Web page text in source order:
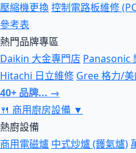
壓縮機更換控制電路板維修
參考表
熱門品牌專區
Daikin 大金專門店 Panasonic
Hitachi 日立維修 Gree 格力/美
40+ 品牌... →
🍴 商用廚房設備 ▼
熱廚設備
商用電磁爐 中式炒爐 (鑊氣爐)